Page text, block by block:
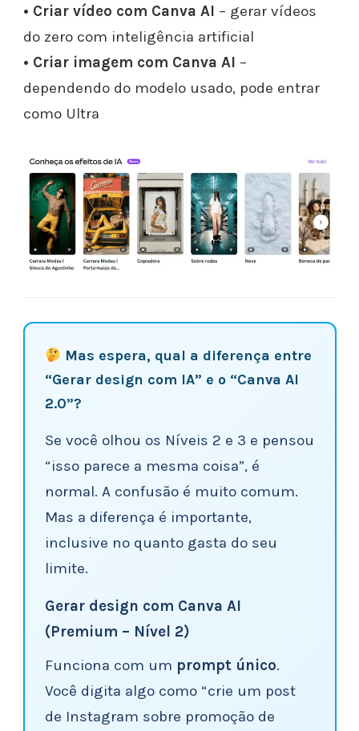
• Criar vídeo com Canva AI – gerar vídeos
do zero com inteligência artificial
• Criar imagem com Canva AI –
dependendo do modelo usado, pode entrar
como Ultra
Mas espera, qual a diferença entre
“Gerar design com IA” e o “Canva AI
2.0”?
Se você olhou os Níveis 2 e 3 e pensou
“isso parece a mesma coisa”, é
normal. A confusão é muito comum.
Mas a diferença é importante,
inclusive no quanto gasta do seu
limite.
Gerar design com Canva AI
(Premium – Nível 2)
Funciona com um prompt único.
Você digita algo como “crie um post
de Instagram sobre promoção de